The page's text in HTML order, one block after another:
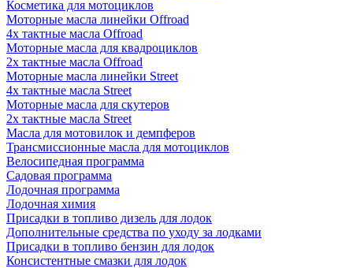
Косметика для мотоциклов
Моторные масла линейки Offroad
4х тактные масла Offroad
Моторные масла для квадроциклов
2х тактные масла Offroad
Моторные масла линейки Street
4х тактные масла Street
Моторные масла для скутеров
2х тактные масла Street
Масла для мотовилок и демпферов
Трансмиссионные масла для мотоциклов
Велосипедная программа
Садовая программа
Лодочная программа
Лодочная химия
Присадки в топливо дизель для лодок
Дополнительные средства по уходу за лодками
Присадки в топливо бензин для лодок
Консистентные смазки для лодок